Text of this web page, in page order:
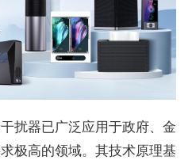
扰器已广泛应用于政府、 金
极高的领域。其技术原理基